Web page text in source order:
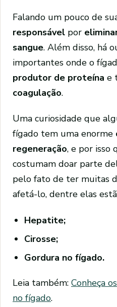
Falando um pouco de
responsável por
sangue. Além disso, há
importantes onde o
produtor de proteína e
coagulação.
Uma curiosidade que
fígado tem uma enorme
regeneração, e por isso
costumam doar parte
pelo fato de ter muitas
afetá-lo, dentre elas
Hepatite;
Cirosse;
Gordura no fígado.
Leia também: Conheça
no fígado.